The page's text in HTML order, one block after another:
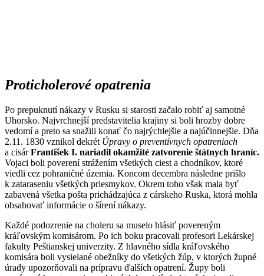
Proticholerové opatrenia
Po prepuknutí nákazy v Rusku si starosti začalo robiť aj samotné
Uhorsko. Najvrchnejší predstavitelia krajiny si boli hrozby dobre
vedomí a preto sa snažili konať čo najrýchlejšie a najúčinnejšie. Dňa
2.11. 1830 vznikol dekrét Úpravy o preventívnych opatreniach
a cisárFrantišek I. nariadil okamžité zatvorenie štátnych hraníc.
Vojaci boli poverení strážením všetkých ciest a chodníkov, ktoré
viedli cez pohraničné územia. Koncom decembra následne prišlo
k zataraseniu všetkých priesmykov. Okrem toho však mala byť
zabavená všetka pošta prichádzajúca z cárskeho Ruska, ktorá mohla
obsahovať informácie o šírení nákazy.
Každé podozrenie na choleru sa muselo hlásiť povereným
kráľovským komisárom. Po ich boku pracovali profesori Lekárskej
fakulty Peštianskej univerzity. Z hlavného sídla kráľovského
komisára boli vysielané obežníky do všetkých žúp, v ktorých župné
úrady upozorňovali na prípravu ďalších opatrení. Župy boli